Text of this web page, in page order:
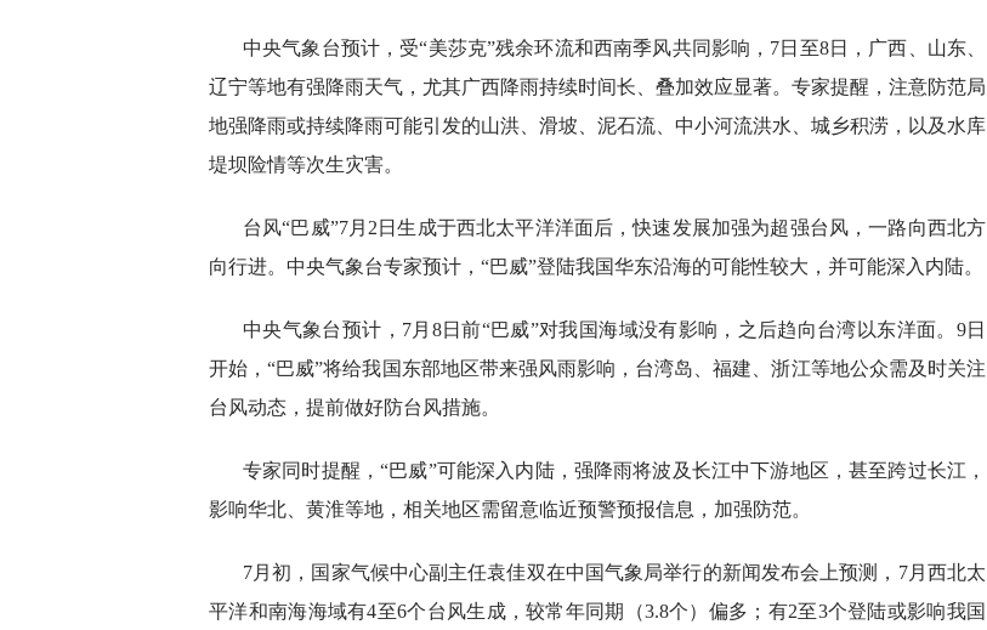
中央气象台预计，受“美莎克”残余环流和西南季风共同影响，7日至8日，广西、山东、
辽宁等地有强降雨天气，尤其广西降雨持续时间长、叠加效应显著。专家提醒，注意防范局
地强降雨或持续降雨可能引发的山洪、滑坡、泥石流、中小河流洪水、城乡积涝，以及水库
堤坝险情等次生灾害。
台风“巴威”7月2日生成于西北太平洋洋面后，快速发展加强为超强台风，一路向西北方
向行进。中央气象台专家预计，“巴威”登陆我国华东沿海的可能性较大，并可能深入内陆。
中央气象台预计，7月8日前“巴威”对我国海域没有影响，之后趋向台湾以东洋面。9日
开始，“巴威”将给我国东部地区带来强风雨影响，台湾岛、福建、浙江等地公众需及时关注
台风动态，提前做好防台风措施。
专家同时提醒，“巴威”可能深入内陆，强降雨将波及长江中下游地区，甚至跨过长江，
影响华北、黄淮等地，相关地区需留意临近预警预报信息，加强防范。
7月初，国家气候中心副主任袁佳双在中国气象局举行的新闻发布会上预测，7月西北太
平洋和南海海域有4至6个台风生成，较常年同期（3.8个）偏多；有2至3个登陆或影响我国